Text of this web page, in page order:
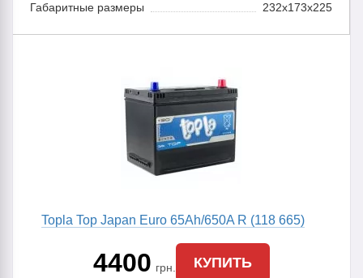
Габаритные размеры
232x173x225
Topla Top Japan Euro 65Ah/650A R (118 665)
4400 грн. КУПИТЬ